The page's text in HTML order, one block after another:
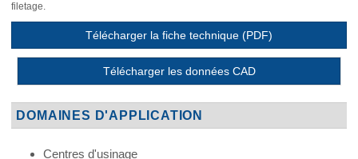
filetage.
Télécharger la fiche technique (PDF)
Télécharger les données CAD
DOMAINES D'APPLICATION
Centres d'usinage